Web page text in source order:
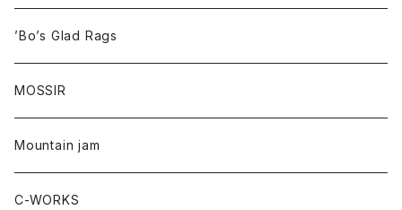
’Bo’s Glad Rags
MOSSIR
Mountain jam
C-WORKS